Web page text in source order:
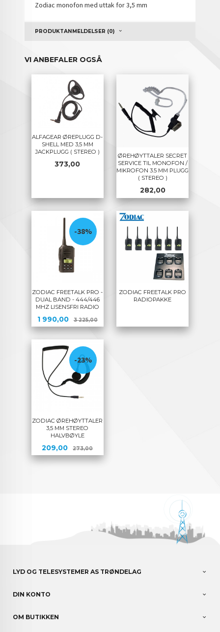
Zodiac monofon med uttak for 3,5 mm
PRODUKTANMELDELSER (0)
VI ANBEFALER OGSÅ
ALFAGEAR ØREPLUGG D-
SHELL MED 3,5 MM
JACKPLUGG ( STEREO )
Pris
373,00
ØREHØYTTALER SECRET
SERVICE TIL MONOFON /
MIKROFON 3.5 MM PLUGG
( STEREO )
Pris
282,00
ZODIAC FREETALK PRO -
DUAL BAND - 444/446
MHZ LISENSFRI RADIO
Tilbud
1 990,00 3 225,00Rabatt
-38%
ZODIAC FREETALK PRO
RADIOPAKKE
ZODIAC ØREHØYTTALER
3,5 MM STEREO
HALVBØYLE
Tilbud
209,00 273,00Rabatt
-23%
LYD OG TELESYSTEMER AS TRØNDELAG
DIN KONTO
OM BUTIKKEN